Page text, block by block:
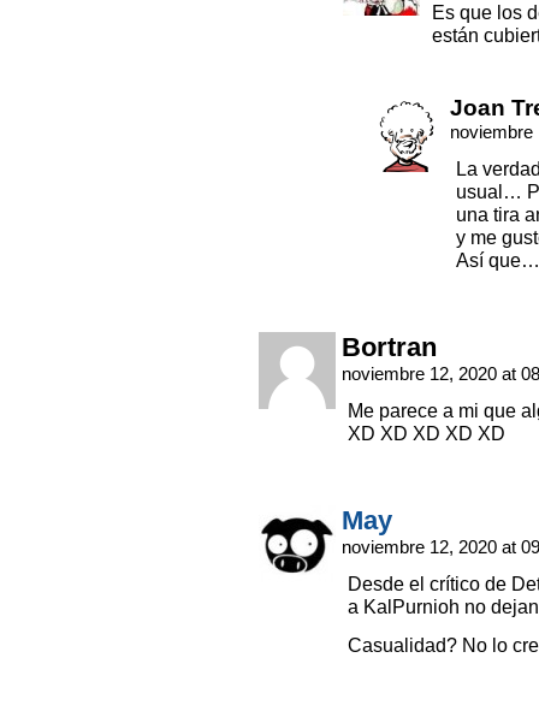
Es que los
están
Joan
noviembre
La
usual…
una tira
y me
Así que…
Bortran
noviembre 12, 2020 at
Me parece a mi que
XD XD XD XD XD
May
noviembre 12, 2020 at
Desde el crítico de
a KalPurnioh no
Casualidad? No lo